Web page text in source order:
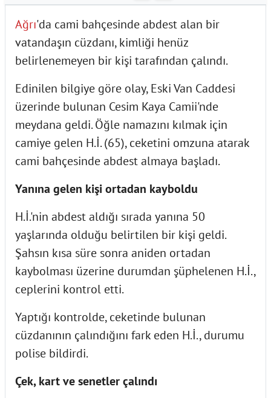
Ağrı'da cami bahçesinde abdest alan bir
vatandaşın cüzdanı, kimliği henüz
belirlenemeyen bir kişi tarafından çalındı.
Edinilen bilgiye göre olay, Eski Van Caddesi
üzerinde bulunan Cesim Kaya Camii'nde
meydana geldi. Öğle namazını kılmak için
camiye gelen H.İ. (65), ceketini omzuna atarak
cami bahçesinde abdest almaya başladı.
Yanına gelen kişi ortadan kayboldu
H.İ.'nin abdest aldığı sırada yanına 50
yaşlarında olduğu belirtilen bir kişi geldi.
Şahsın kısa süre sonra aniden ortadan
kaybolması üzerine durumdan şüphelenen H.İ.,
ceplerini kontrol etti.
Yaptığı kontrolde, ceketinde bulunan
cüzdanının çalındığını fark eden H.İ., durumu
polise bildirdi.
Çek, kart ve senetler çalındı